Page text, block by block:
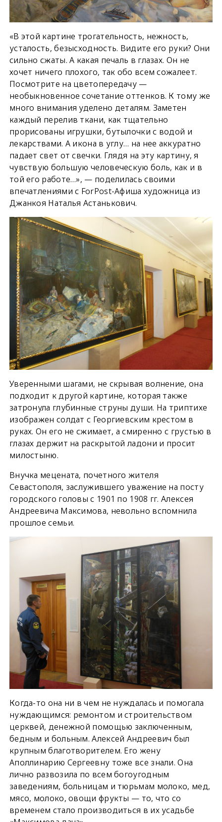
«В этой картине трогательность, нежность,
усталость, безысходность. Видите его руки? Они
сильно сжаты. А какая печаль в глазах. Он не
хочет ничего плохого, так обо всем сожалеет.
Посмотрите на цветопередачу —
необыкновенное сочетание оттенков. К тому же
много внимания уделено деталям. Заметен
каждый перелив ткани, как тщательно
прорисованы игрушки, бутылочки с водой и
лекарствами. А икона в углу… на нее аккуратно
падает свет от свечки. Глядя на эту картину, я
чувствую большую человеческую боль, как и в
той его работе…», — поделилась своими
впечатлениями с ForPost-Афиша художница из
Джанкоя Наталья Астанькович.
Уверенными шагами, не скрывая волнение, она
подходит к другой картине, которая также
затронула глубинные струны души. На триптихе
изображен солдат с Георгиевским крестом в
руках. Он его не сжимает, а смиренно с грустью в
глазах держит на раскрытой ладони и просит
милостыню.
Внучка мецената, почетного жителя
Севастополя, заслужившего уважение на посту
городского головы с 1901 по 1908 гг. Алексея
Андреевича Максимова, невольно вспомнила
прошлое семьи.
Когда-то она ни в чем не нуждалась и помогала
нуждающимся: ремонтом и строительством
церквей, денежной помощью заключенным,
бедным и больным. Алексей Андреевич был
крупным благотворителем. Его жену
Аполлинарию Сергеевну тоже все знали. Она
лично развозила по всем богоугодным
заведениям, больницам и тюрьмам молоко, мед,
мясо, молоко, овощи фрукты — то, что со
временем стало производиться в их усадьбе